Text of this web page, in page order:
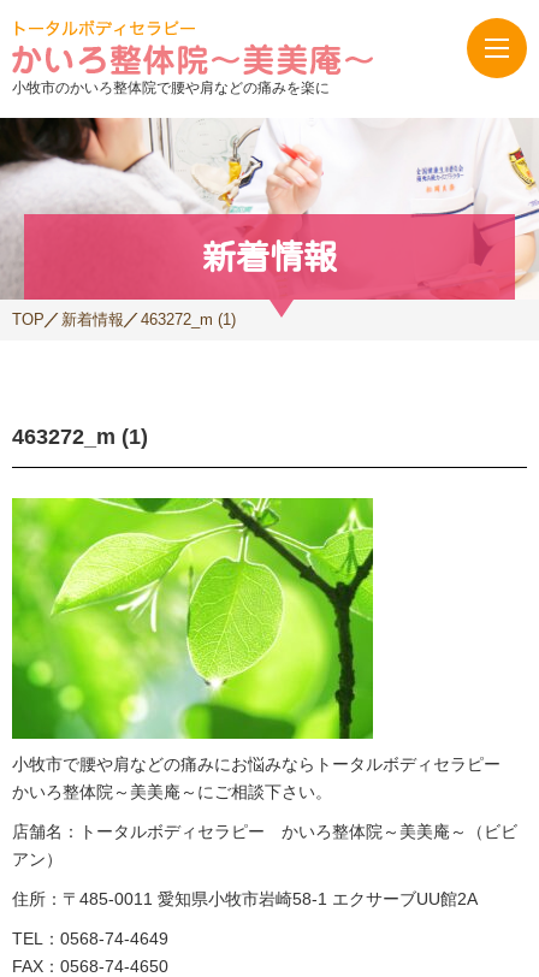
小牧市のかいろ整体院で腰や肩などの痛みを楽に
新着情報
TOP 新着情報 463272_m (1)
463272_m (1)
小牧市で腰や肩などの痛みにお悩みならトータルボディセラピー
かいろ整体院～美美庵～にご相談下さい。
店舗名：トータルボディセラピー かいろ整体院～美美庵～（ビビ
アン）
住所：〒485-0011 愛知県小牧市岩崎58-1 エクサーブUU館2A
TEL：0568-74-4649
FAX：0568-74-4650